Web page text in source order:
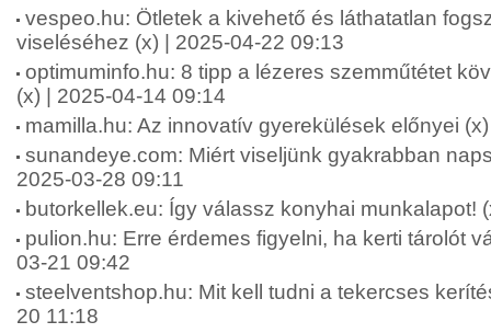
vespeo.hu: Ötletek a kivehető és láthatatlan
viseléséhez (x) | 2025-04-22 09:13
optimuminfo.hu: 8 tipp a lézeres szemműtétet
(x) | 2025-04-14 09:14
mamilla.hu: Az innovatív gyerekülések előnyei
sunandeye.com: Miért viseljünk gyakrabban
2025-03-28 09:11
butorkellek.eu: Így válassz konyhai munkalapot!
pulion.hu: Erre érdemes figyelni, ha kerti tárolót
03-21 09:42
steelventshop.hu: Mit kell tudni a tekercses
20 11:18